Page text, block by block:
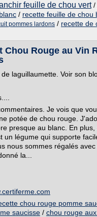
feuille de chou vert/
/ recette feuille de chou
pommes lardons / recette de
Chou Rouge au Vin
laguillaumette. Voir son
Je vois que
potée de chou rouge.
presque au blanc. En plus,
un légume qui supporte
nous sommes régalés
la...
chou rouge pomme
saucisse / chou rouge